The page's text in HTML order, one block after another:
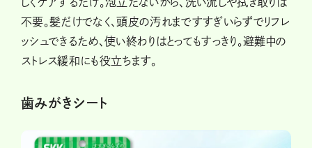
不要。髪だけでなく、頭皮の汚れまですすぎいらずでリフレ
ッシュできるため、使い終わりはとってもすっきり。避難中の
ストレス緩和にも役立ちます。
歯みがきシート